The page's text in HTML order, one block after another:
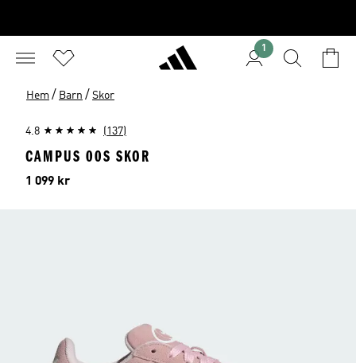
1
Hem / Barn / Skor
4.8 (137)
CAMPUS 00S SKOR
Pris
1 099 kr